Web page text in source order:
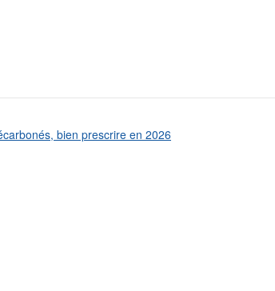
bien prescrire en 2026